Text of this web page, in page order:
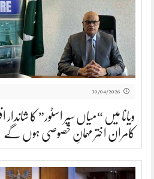
30/04/2026
ویانا میں “میاں سپر اسٹور” کا شاندار
کامران اختر مہمانِ خصوصی ہوں گے